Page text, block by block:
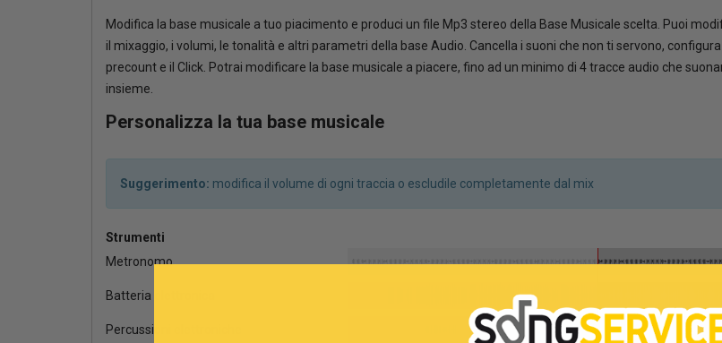
Modifica la base musicale a tuo piacimento e produci un file Mp3 stereo della Base Musicale scelta. Puoi
il mixaggio, i volumi, le tonalità e altri parametri della base Audio. Cancella i suoni che non ti servono, configura
precount e il Click. Potrai modificare la base musicale a piacere, fino ad un minimo di 4 tracce audio che
insieme.
Personalizza la tua base musicale
Suggerimento: modifica il volume di ogni traccia o escludile completamente dal mix
Strumenti
Metronomo
Batteria elettronica
Percussioni elettroniche